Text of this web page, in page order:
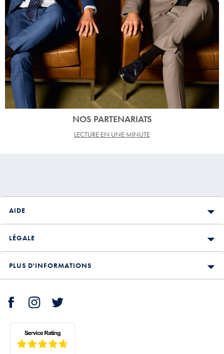
NOS PARTENARIATS
LECTURE EN UNE MINUTE
AIDE
LÉGALE
PLUS D'INFORMATIONS